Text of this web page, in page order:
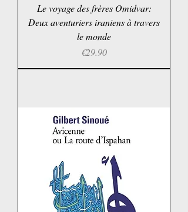
Le voyage des frères Omidvar:
Deux aventuriers iraniens à travers
le monde
Price
€29.90